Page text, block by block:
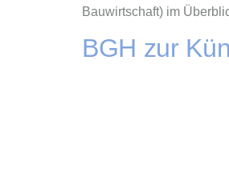
Bauwirtschaft) im
BGH zur